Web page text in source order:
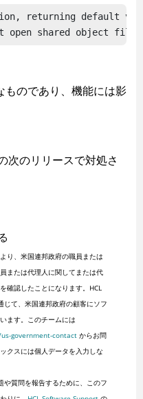
returning default
open shared object
ものであり、機能には影
次のリリースで対処さ
り、米国連邦政府の職員または
または代理人に関してまたは代
確認したことになります。HCL
て、米国連邦政府の顧客にソフ
ます。このチームには
government-contactからお問
クスには個人データを入力しな
質問を報告するために、このフ